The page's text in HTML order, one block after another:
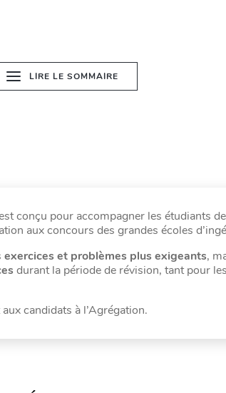
LIRE LE SOMMAIRE
conçu pour accompagner les étudiants
aux concours des grandes écoles
exercices et problèmes plus exigeants,
durant la période de révision, tant pour les
candidats à l’Agrégation.